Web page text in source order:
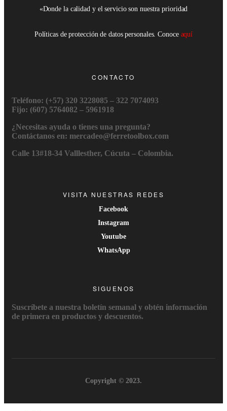
«Donde la calidad y el servicio son nuestra prioridad
Políticas de protección de datos personales. Conoce aquí
CONTACTO
Teléfono: (+57) 320 3228085 – 322 7074093
Fijo: (607) 5764082 – 5961918
¿Necesitas ayuda o tienes una pregunta?
Contáctanos en: mercadeo@ferretoolbox.com
Calle 13#18-34 Valllesther, Cúcuta – Colombia.
VISITA NUESTRAS REDES
Facebook
Instagram
Youtube
WhatsApp
SIGUENOS
Suscríbete a nuestra boletín semanal y obtén información
de primera en productos y descuentos.
Copyright © 2023.